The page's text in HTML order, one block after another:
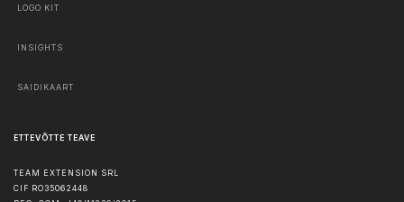
LOGO KIT
INSIGHTS
SAIDIKAART
ETTEVÕTTE TEAVE
TEAM EXTENSION SRL
CIF RO35062448